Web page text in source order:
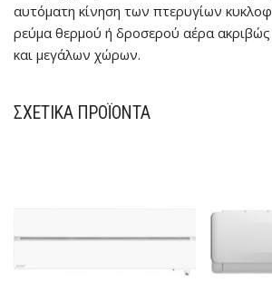
αυτόματη κίνηση των πτερυγίων
ρεύμα θερμού ή δροσερού αέρα ακριβώς
και μεγάλων χώρων.
ΣΧΕΤΙΚΆ ΠΡΟΪΌΝΤΑ